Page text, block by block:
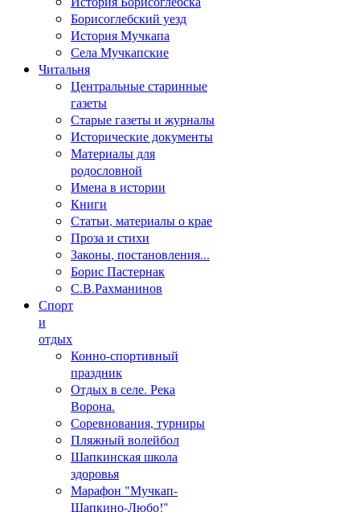
Борисоглебский уезд
История Мучкапа
Села Мучкапские
Читальня
Центральные старинные
газеты
Старые газеты и журналы
Исторические документы
Материалы для
родословной
Имена в истории
Книги
Статьи, материалы о крае
Проза и стихи
Законы, постановления...
Борис Пастернак
С.В.Рахманинов
Спорт
и
отдых
Конно-спортивный
праздник
Отдых в селе. Река
Ворона.
Соревнования, турниры
Пляжный волейбол
Шапкинская школа
здоровья
Марафон "Мучкап-
Шапкино-Любо!"